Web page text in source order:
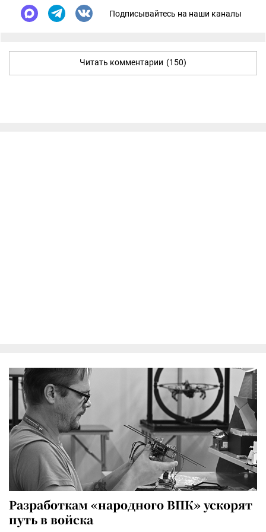
Подписывайтесь на наши каналы
Читать комментарии (150)
Разработкам «народного ВПК» ускорят
путь в войска